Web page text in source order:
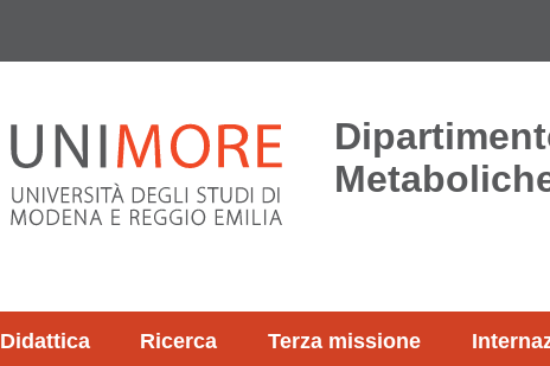
Didattica Ricerca Terza missione